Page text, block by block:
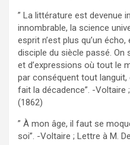
” La littérature est devenue
innombrable, la science
esprit n’est plus qu’un
disciple du siècle passé. On
et d’expressions où tout le
par conséquent tout
fait la décadence”. -Voltaire
(1862)
” À mon âge, il faut se
soi”. -Voltaire ; Lettre à M.